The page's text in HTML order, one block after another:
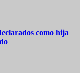
como hija